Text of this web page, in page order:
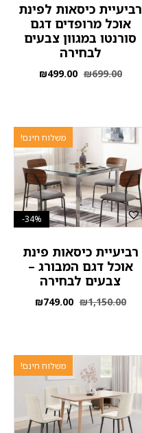
רביעיית כיסאות לפינת
אוכל מרופדים דגם
סורנטו במגוון צבעים
לבחירה
₪699.00
₪499.00
משלוח חינם!
34%-
רביעיית כיסאות פינת
אוכל דגם המבורג –
צבעים לבחירה
₪1,150.00
₪749.00
משלוח חינם!